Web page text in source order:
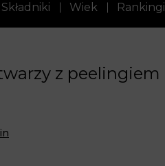
Składniki Wiek Rankingi
z peelingiem